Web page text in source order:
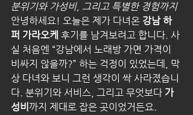
분위기와 가성비, 그리고 특별한 경험까지
안녕하세요! 오늘은 제가 다녀온 강남 하
퍼 가라오케 후기를 남겨보려고 합니다. 사
실 처음엔 “강남에서 노래방 가면 가격이
비싸지 않을까?” 하는 걱정이 있었는데, 막
상 다녀와 보니 그런 생각이 싹 사라졌습니
다. 분위기와 서비스, 그리고 무엇보다 가
성비 까지 제대로 잡은 곳이었거든요.